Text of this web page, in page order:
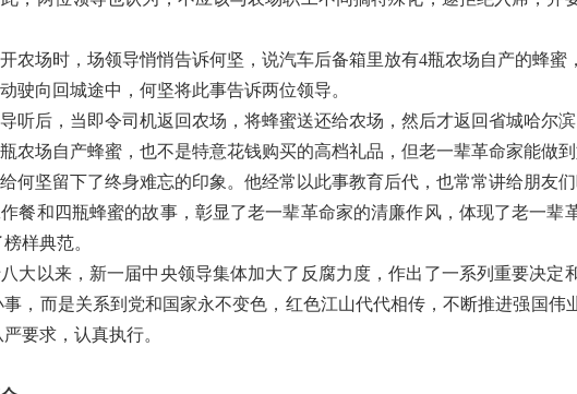
场时，场领导悄悄告诉何坚，说汽车后备箱里放有4瓶农场自产的蜂蜜
向回城途中，何坚将此事告诉两位领导。
后，当即令司机返回农场，将蜂蜜送还给农场，然后才返回省城哈尔滨
场自产蜂蜜，也不是特意花钱购买的高档礼品，但老一辈革命家能做到
坚留下了终身难忘的印象。他经常以此事教育后代，也常常讲给朋友们
和四瓶蜂蜜的故事，彰显了老一辈革命家的清廉作风，体现了老一辈
样典范。
以来，新一届中央领导集体加大了反腐力度，作出了一系列重要决定
事，而是关系到党和国家永不变色，红色江山代代相传，不断推进强国伟
要求，认真执行。